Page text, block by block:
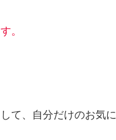
。
て、自分だけのお気に